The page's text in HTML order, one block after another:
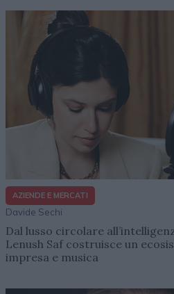
AZIENDE E MERCATI
Davide Sechi
Dal lusso circolare
Lenush Saf costruisce un
impresa e musica